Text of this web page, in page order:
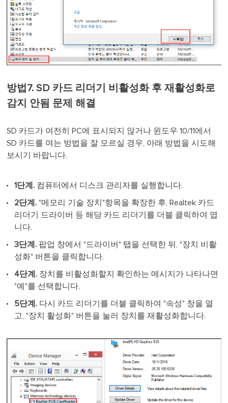
방법7. SD 카드 리더기 비활성화 후 재활성화로
감지 안됨 문제 해결
SD 카드가 여전히 PC에 표시되지 않거나 윈도우 10/11에서
SD 카드를 여는 방법을 잘 모르실 경우, 아래 방법을 시도해
보시기 바랍니다.
1단계. 컴퓨터에서 디스크 관리자를 실행합니다.
2단계. "메모리 기술 장치"항목을 확장한 후, Realtek 카드
리더기 드라이버 등 해당 카드 리더기를 더블 클릭하여 엽
니다.
3단계. 팝업 창에서 "드라이버" 탭을 선택한 뒤, "장치 비활
성화" 버튼을 클릭합니다.
4단계. 장치를 비활성화할지 확인하는 메시지가 나타나면
"예"를 선택합니다.
5단계. 다시 카드 리더기를 더블 클릭하여 "속성" 창을 열
고, "장치 활성화" 버튼을 눌러 장치를 재활성화합니다.